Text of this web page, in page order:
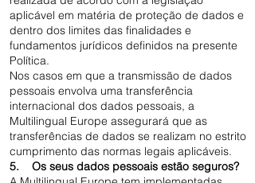
aplicável em matéria de proteção de dados e
dentro dos limites das finalidades e
fundamentos jurídicos definidos na presente
Política.
Nos casos em que a transmissão de dados
pessoais envolva uma transferência
internacional dos dados pessoais, a
Multilingual Europe assegurará que as
transferências de dados se realizam no estrito
cumprimento das normas legais aplicáveis.
5. Os seus dados pessoais estão seguros?